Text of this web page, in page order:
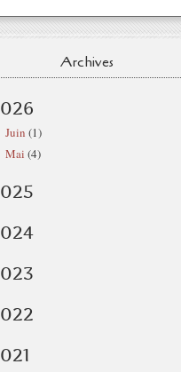
Archives
Juin (1)
Mai (4)